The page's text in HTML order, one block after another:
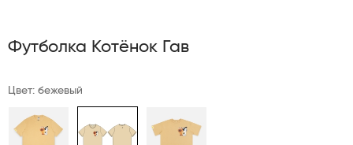
Футболка Котёнок Гав
Цвет: бежевый